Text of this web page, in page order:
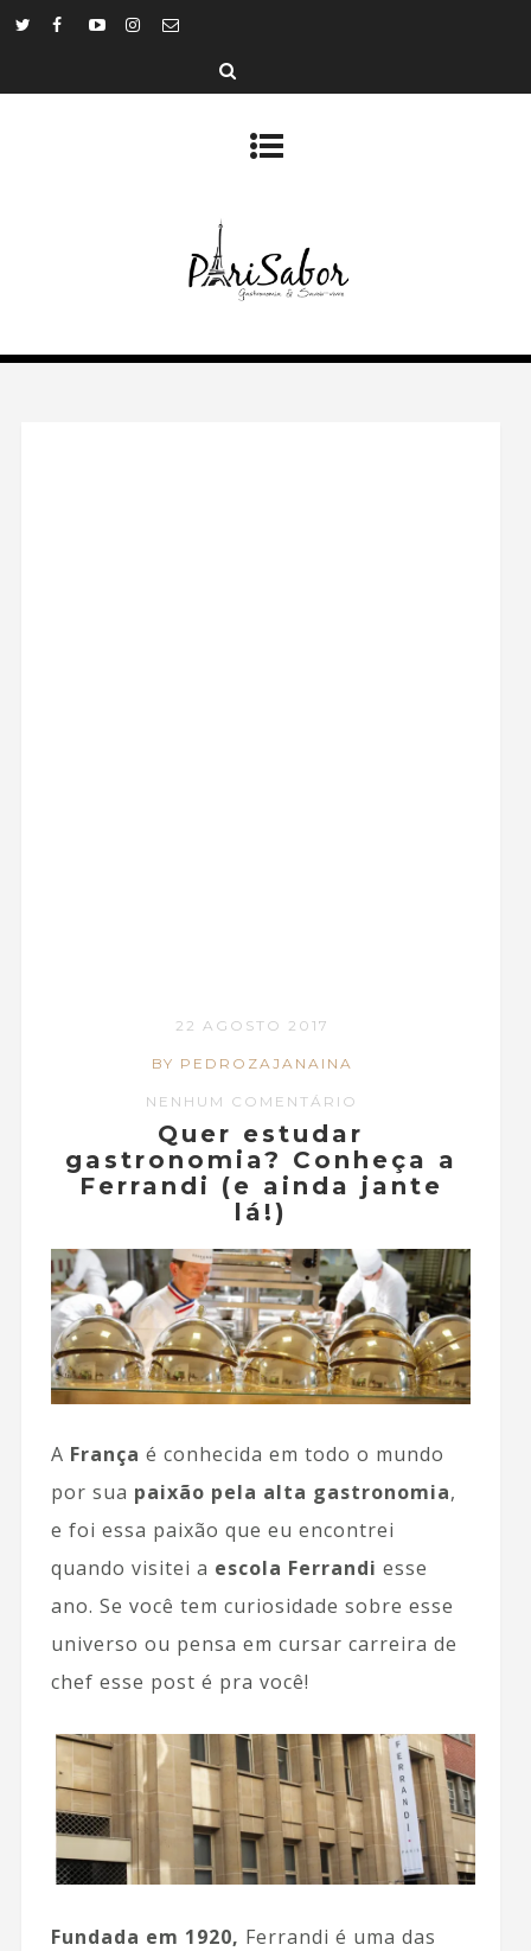
22 AGOSTO 2017
BY PEDROZAJANAINA
NENHUM COMENTÁRIO
Quer estudar
gastronomia? Conheça a
Ferrandi (e ainda jante
lá!)
A França é conhecida em todo o mundo
por sua paixão pela alta gastronomia,
e foi essa paixão que eu encontrei
quando visitei a escola Ferrandi esse
ano. Se você tem curiosidade sobre esse
universo ou pensa em cursar carreira de
chef esse post é pra você!
Fundada em 1920, Ferrandi é uma das